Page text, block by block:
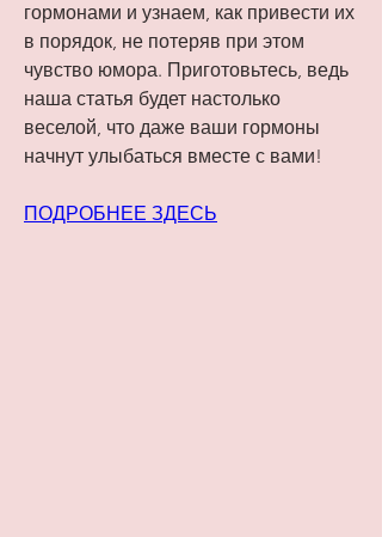
гормонами и узнаем, как привести их
в порядок, не потеряв при этом
чувство юмора. Приготовьтесь, ведь
наша статья будет настолько
веселой, что даже ваши гормоны
начнут улыбаться вместе с вами!
ПОДРОБНЕЕ ЗДЕСЬ